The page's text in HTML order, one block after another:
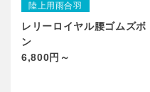
陸上用雨合羽
レリーロイヤル腰ゴムズボ
ン
6,800円～